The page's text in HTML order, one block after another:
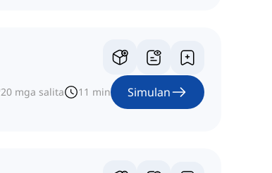
20 mga salita 11 min Simulan